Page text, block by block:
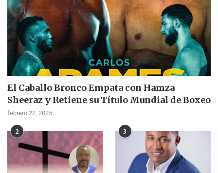
El Caballo Bronco Empata con Hamza
Sheeraz y Retiene su Título Mundial de Boxeo
febrero 22, 2025
2 3